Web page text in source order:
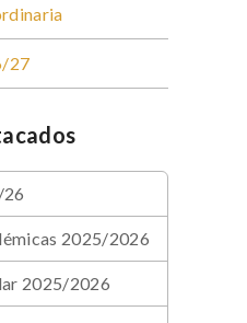
27
26
2025/2026
2025/2026